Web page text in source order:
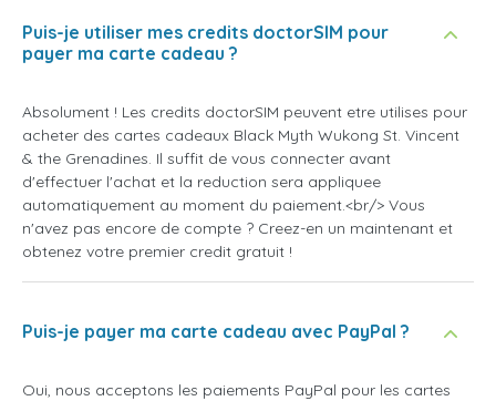
Puis-je utiliser mes credits doctorSIM pour
payer ma carte cadeau ?
Absolument ! Les credits doctorSIM peuvent etre utilises pour
acheter des cartes cadeaux Black Myth Wukong St. Vincent
& the Grenadines. Il suffit de vous connecter avant
d'effectuer l'achat et la reduction sera appliquee
automatiquement au moment du paiement.<br/> Vous
n'avez pas encore de compte ? Creez-en un maintenant et
obtenez votre premier credit gratuit !
Puis-je payer ma carte cadeau avec PayPal ?
Oui, nous acceptons les paiements PayPal pour les cartes